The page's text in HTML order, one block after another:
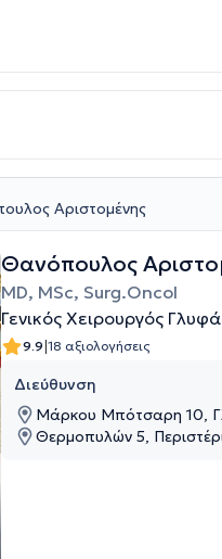
Αριστομένης
Θανόπουλος
MD, MSc, Surg.Oncol
Γενικός Χειρουργός
9.9|18 αξιολογήσεις
Διεύθυνση
Μάρκου Μπότσαρη 10,
Θερμοπυλών 5,